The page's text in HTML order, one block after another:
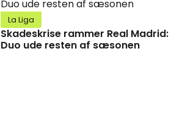
La Liga
Skadeskrise rammer Real Madrid:
Duo ude resten af sæsonen